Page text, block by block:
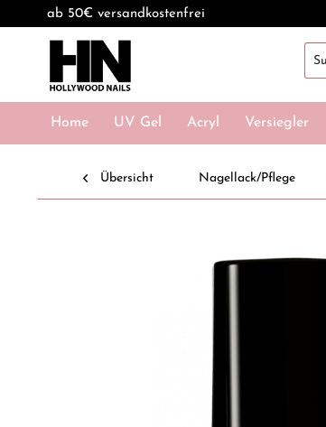
ab 50€ versandkostenfrei
Home UV Gel Acryl Versiegler
Übersicht Nagellack/Pflege